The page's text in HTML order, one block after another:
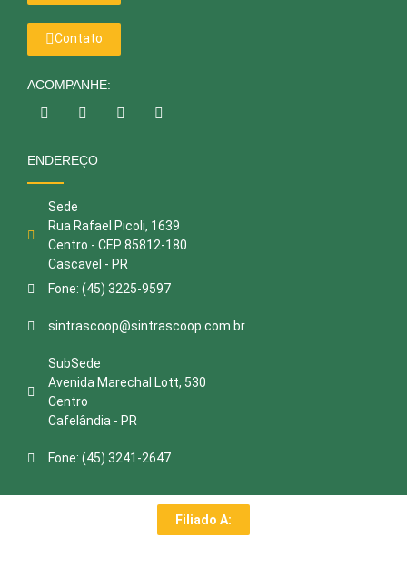
Contato
ACOMPANHE:
ENDEREÇO
Sede
Rua Rafael Picoli, 1639
Centro - CEP 85812-180
Cascavel - PR
Fone: (45) 3225-9597
sintrascoop@sintrascoop.com.br
SubSede
Avenida Marechal Lott, 530
Centro
Cafelândia - PR
Fone: (45) 3241-2647
Filiado A: